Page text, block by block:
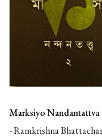
Marksiyo Nandantattva
- Ramkrishna